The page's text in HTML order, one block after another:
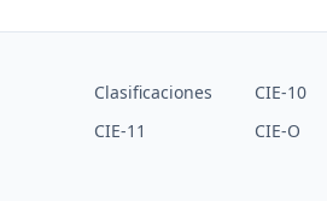
Clasificaciones CIE-10
CIE-11
CIE-O